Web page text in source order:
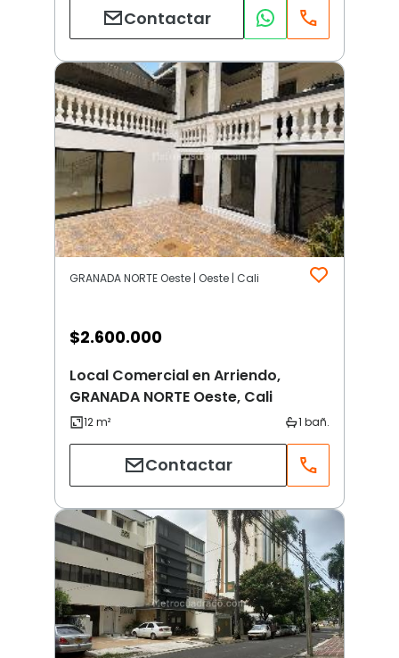
Contactar
GRANADA NORTE Oeste | Oeste | Cali
$2.600.000
Local Comercial en Arriendo,
GRANADA NORTE Oeste, Cali
Contactar